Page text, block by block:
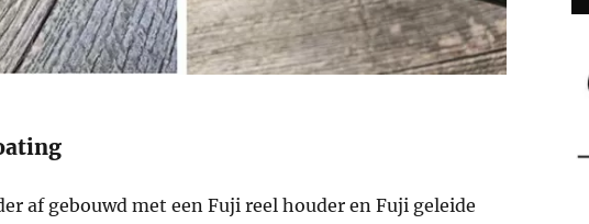
af gebouwd met een Fuji reel houder en Fuji geleide